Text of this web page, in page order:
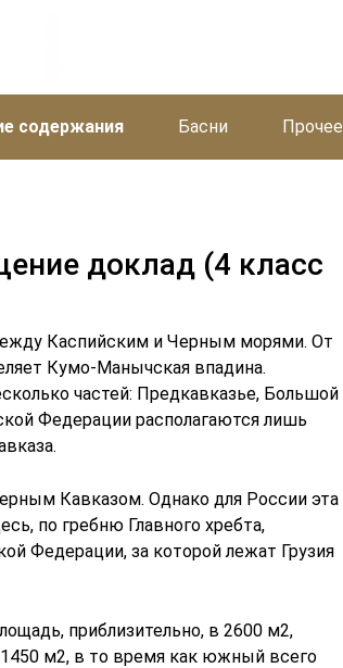
содержания Басни Прочее
доклад (4 класс
Каспийским и Черным морями. От
Кумо-Манычская впадина.
частей: Предкавказье, Большой
Федерации располагаются лишь
Кавказом. Однако для России эта
по гребню Главного хребта,
Федерации, за которой лежат Грузия
приблизительно, в 2600 м2,
м2, в то время как южный всего